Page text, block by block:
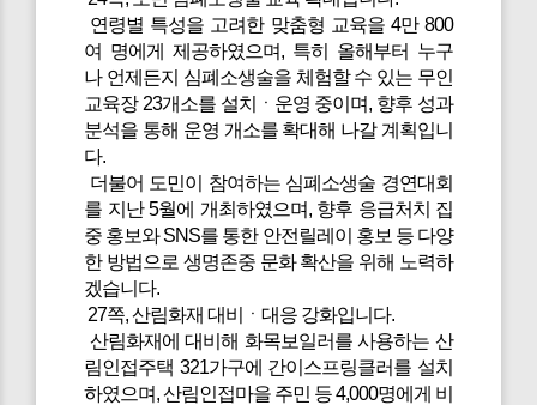
연령별 특성을 고려한 맞춤형 교육을 4만 800
여 명에게 제공하였으며, 특히 올해부터 누구
나 언제든지 심폐소생술을 체험할 수 있는 무인
교육장 23개소를 설치ㆍ운영 중이며, 향후 성과
분석을 통해 운영 개소를 확대해 나갈 계획입니
다.
더불어 도민이 참여하는 심폐소생술 경연대회
를 지난 5월에 개최하였으며, 향후 응급처치 집
중 홍보와 SNS를 통한 안전릴레이 홍보 등 다양
한 방법으로 생명존중 문화 확산을 위해 노력하
겠습니다.
27쪽, 산림화재 대비ㆍ대응 강화입니다.
산림화재에 대비해 화목보일러를 사용하는 산
림인접주택 321가구에 간이스프링클러를 설치
하였으며, 산림인접마을 주민 등 4,000명에게 비